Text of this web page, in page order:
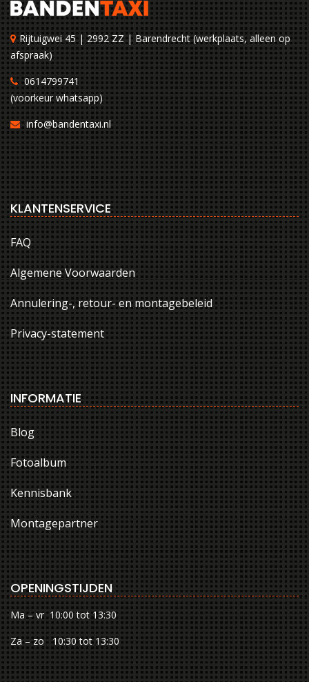
Rijtuigwei 45 | 2992 ZZ | Barendrecht (werkplaats, alleen op
afspraak)
0614799741
(voorkeur whatsapp)
info@bandentaxi.nl
KLANTENSERVICE
FAQ
Algemene Voorwaarden
Annulering-, retour- en montagebeleid
Privacy-statement
INFORMATIE
Blog
Fotoalbum
Kennisbank
Montagepartner
OPENINGSTIJDEN
Ma – vr 10:00 tot 13:30
Za – zo 10:30 tot 13:30